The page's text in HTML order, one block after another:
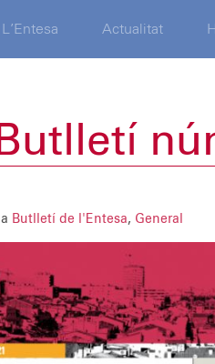
L’Entesa Actualitat
Butlletí
a Butlletí de l'Entesa, General